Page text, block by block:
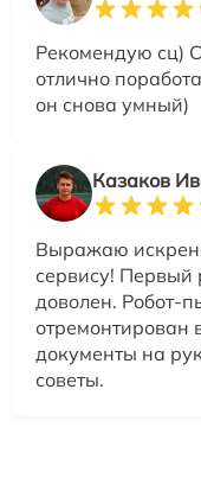
Рекомендую сц)
отлично
он снова умный)
Казаков
Выражаю
сервису! Первый
доволен. Робот-
отремонтирован
документы на
советы.